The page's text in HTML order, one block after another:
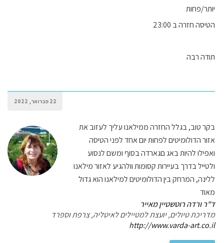
יותר/פחות
הטיסה חזרה ב 23:00
תודה רבה
22 פברואר, 2022
בקר טוב, בגלל החזרה ממילאנו עליך לעזוב את
אזור הדולומיטים לפחות יום אחד לפני הטיסה
ואפילו להיות באג םגארדה בסוף ומשם לנסוע
ולטייל בדרך בעיירות קסומות וולהגיע לאזור מילאנו
ללינה, המרחק בין הדולומיטים למילאנו הוא גדול
מאוד
ד"ר ורדה רוטשטיין מאייר
מדריכת טיולים, יועצת למטיילים לאיטליה, צרפת וספרד
http://www.varda-art.co.il